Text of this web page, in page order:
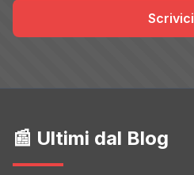
Scrivici
📰 Ultimi dal Blog